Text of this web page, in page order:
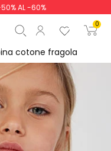
50% AL -60%
0
0,00 €
cotone fragola